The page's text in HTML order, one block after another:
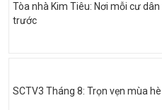
Tòa nhà Kim Tiêu: Nơi mỗi cư
trước
SCTV3 Tháng 8: Trọn vẹn mùa